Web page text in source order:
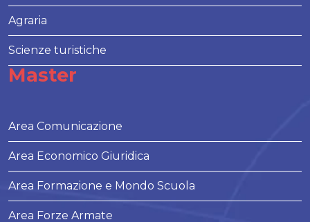
Agraria
Scienze turistiche
Master
Area Comunicazione
Area Economico Giuridica
Area Formazione e Mondo Scuola
Area Forze Armate